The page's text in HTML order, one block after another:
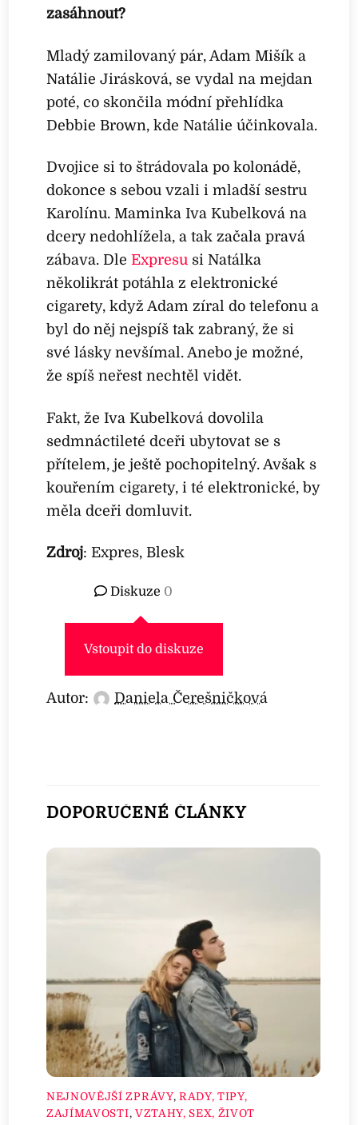
zasáhnout?
Mladý zamilovaný pár, Adam Mišík a
Natálie Jirásková, se vydal na mejdan
poté, co skončila módní přehlídka
Debbie Brown, kde Natálie účinkovala.
Dvojice si to štrádovala po kolonádě,
dokonce s sebou vzali i mladší sestru
Karolínu. Maminka Iva Kubelková na
dcery nedohlížela, a tak začala pravá
zábava. DleExpresu si Natálka
několikrát potáhla z elektronické
cigarety, když Adam zíral do telefonu a
byl do něj nejspíš tak zabraný, že si
své lásky nevšímal. Anebo je možné,
že spíš neřest nechtěl vidět.
Fakt, že Iva Kubelková dovolila
sedmnáctileté dceři ubytovat se s
přítelem, je ještě pochopitelný. Avšak s
kouřením cigarety, i té elektronické, by
měla dceři domluvit.
Zdroj: Expres, Blesk
Diskuze 0
Vstoupit do diskuze
Autor: Daniela Čerešničková
DOPORUČENÉ ČLÁNKY
NEJNOVĚJŠÍ ZPRÁVY, RADY, TIPY,
ZAJÍMAVOSTI, VZTAHY, SEX, ŽIVOT